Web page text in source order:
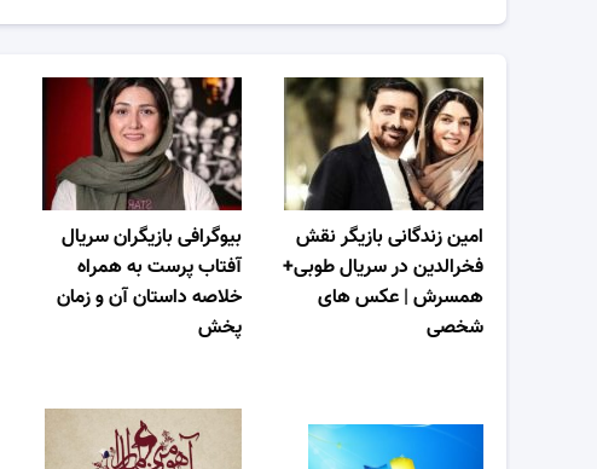
بیوگرافی بازیگران سریال
آفتاب پرست به همراه
خلاصه داستان آن و زمان
پخش
امین زندگانی بازیگر نقش
فخرالدین در سریال طوبی+
همسرش | عکس های
شخصی